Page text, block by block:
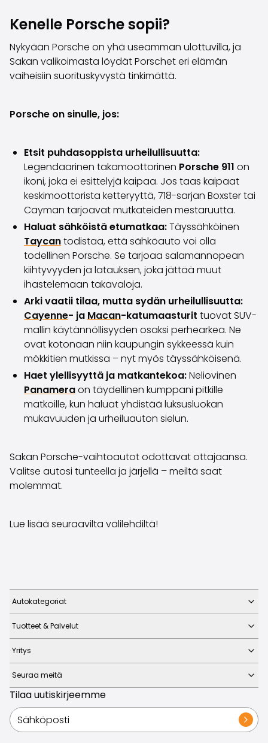
Hallinto
Yhteydenotto
Rekrytointi
Laskutustiedot
Kokemuksia Sakasta
Reklamaatiot
Kenelle Porsche sopii?
Nykyään Porsche on yhä useamman ulottuvilla, ja
Sakan valikoimasta löydät Porschet eri elämän
vaiheisiin suorituskyvystä tinkimättä.
Porsche on sinulle, jos:
Etsit puhdasoppista urheilullisuutta:
Legendaarinen takamoottorinen Porsche 911 on
ikoni, joka ei esittelyjä kaipaa. Jos taas kaipaat
keskimoottorista ketteryyttä, 718-sarjan Boxster tai
Cayman tarjoavat mutkateiden mestaruutta.
Haluat sähköistä etumatkaa:Täyssähköinen
Taycantodistaa, että sähköauto voi olla
todellinen Porsche. Se tarjoaa salamannopean
kiihtyvyyden ja latauksen, joka jättää muut
ihastelemaan takavaloja.
Arki vaatii tilaa, mutta sydän urheilullisuutta:
Cayenne- ja Macan-katumaasturit tuovat SUV-
mallin käytännöllisyyden osaksi perhearkea. Ne
ovat kotonaan niin kaupungin sykkeessä kuin
mökkitien mutkissa – nyt myös täyssähköisenä.
Haet ylellisyyttä ja matkantekoa:Neliovinen
Panameraon täydellinen kumppani pitkille
matkoille, kun haluat yhdistää luksusluokan
mukavuuden ja urheiluauton sielun.
Sakan Porsche-vaihtoautot odottavat ottajaansa.
Valitse autosi tunteella ja järjellä – meiltä saat
molemmat.
Lue lisää seuraavilta välilehdiltä!
Autokategoriat
Tuotteet & Palvelut
Yritys
Seuraa meitä
Tilaa uutiskirjeemme